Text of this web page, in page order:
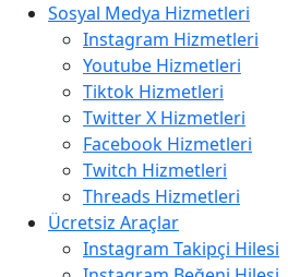
Sosyal Medya Hizmetleri
Instagram Hizmetleri
Youtube Hizmetleri
Tiktok Hizmetleri
Twitter X Hizmetleri
Facebook Hizmetleri
Twitch Hizmetleri
Threads Hizmetleri
Ücretsiz Araçlar
Instagram Takipçi Hilesi